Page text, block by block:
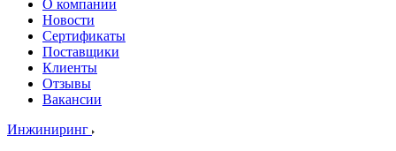
О компании
Новости
Сертификаты
Поставщики
Клиенты
Отзывы
Вакансии
Инжиниринг